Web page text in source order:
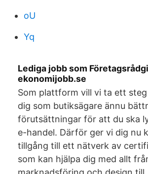
oU
Yq
Lediga jobb som
ekonomijobb.se
Som plattform vill vi ta ett
dig som butiksägare ännu
förutsättningar för att du ska
e-handel. Därför ger vi dig nu
tillgång till ett nätverk av
som kan hjälpa dig med allt